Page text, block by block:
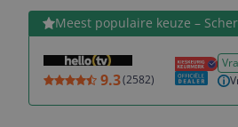
Meest populaire keuze –
9.3(2582)
Bekijk product